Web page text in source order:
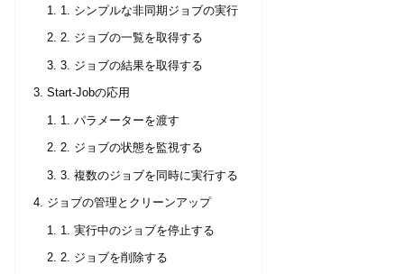
1. シンプルな非同期ジョブの実行
2. ジョブの一覧を取得する
3. ジョブの結果を取得する
Start-Jobの応用
1. パラメーターを渡す
2. ジョブの状態を監視する
3. 複数のジョブを同時に実行する
ジョブの管理とクリーンアップ
1. 実行中のジョブを停止する
2. ジョブを削除する